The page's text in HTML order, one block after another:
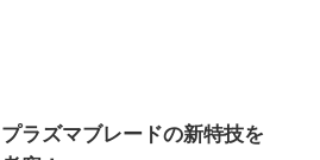
プラズマブレードの新特技を